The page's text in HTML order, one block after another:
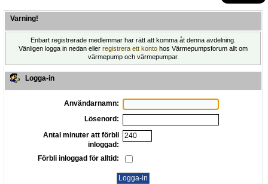
Varning!
Enbart registrerade medlemmar har rätt att komma åt denna avdelning.
Vänligen logga in nedan eller registrera ett konto hos Värmepumpsforum allt om
värmepump och värmepumpar.
Logga-in
Användarnamn:
Lösenord:
Antal minuter att förbli
inloggad:
Förbli inloggad för alltid: